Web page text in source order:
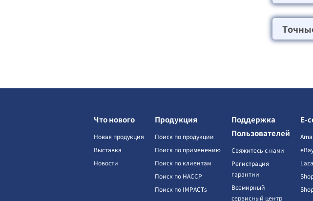
Что нового
Новая продукция
Выставка
Новости
Продукция
Поиск по продукции
Поиск по применению
Поиск по клиентам
Поиск по HACCP
Поиск по IMPACTs
Поддержка
Пользователей
Свяжитесь с нами
Регистрация
гарантии
Всемирный
сервисный центр
E-